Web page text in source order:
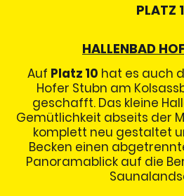
PLATZ
HALLENBAD
Auf Platz 10 hat es auch
Hofer Stubn am
geschafft. Das kleine
Gemütlichkeit abseits der
komplett neu gestaltet
Becken einen
Panoramablick auf die